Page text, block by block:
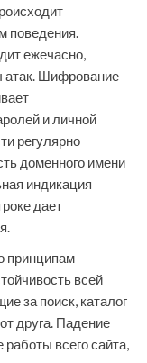
поведения.
ежечасно,
атак. Шифрование
и личной
регулярно
доменного имени
индикация
дает
принципам
всей
за поиск, каталог
друга. Падение
работы всего сайта,